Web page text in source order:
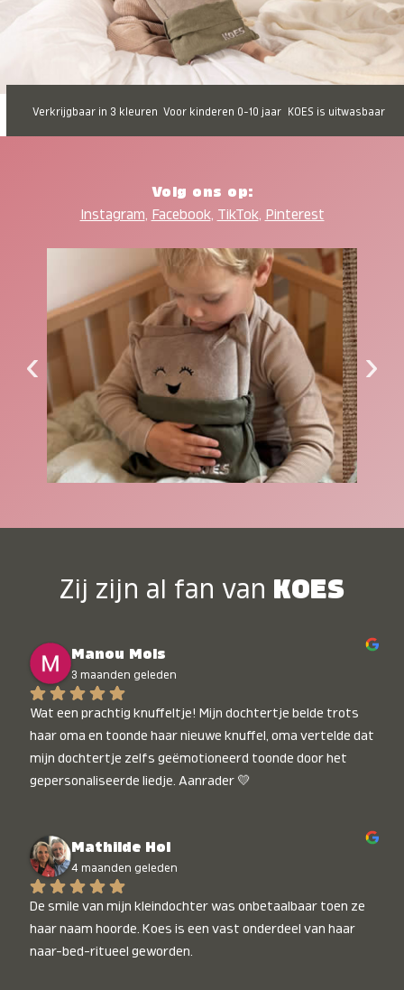
Verkrijgbaar in 3 kleuren Voor kinderen 0-10 jaar KOES is uitwasbaar
Volg ons op:
Instagram, Facebook, TikTok, Pinterest
‹ ›
Zij zijn al fan van KOES
Manou Mols
3 maanden geleden
Wat een prachtig knuffeltje! Mijn dochtertje belde trots
haar oma en toonde haar nieuwe knuffel, oma vertelde dat
mijn dochtertje zelfs geëmotioneerd toonde door het
gepersonaliseerde liedje. Aanrader 💛
Mathilde Hol
4 maanden geleden
De smile van mijn kleindochter was onbetaalbaar toen ze
haar naam hoorde. Koes is een vast onderdeel van haar
naar-bed-ritueel geworden.